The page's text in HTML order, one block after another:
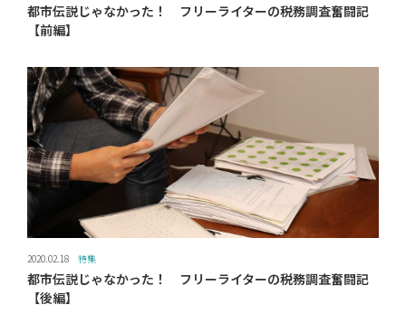
都市伝説じゃなかった！ フリーライターの税務調査奮闘記
【前編】
2020.02.18 特集
都市伝説じゃなかった！ フリーライターの税務調査奮闘記
【後編】